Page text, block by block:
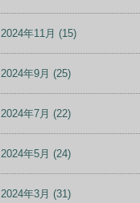
2024年11月 (15)
2024年9月 (25)
2024年7月 (22)
2024年5月 (24)
2024年3月 (31)